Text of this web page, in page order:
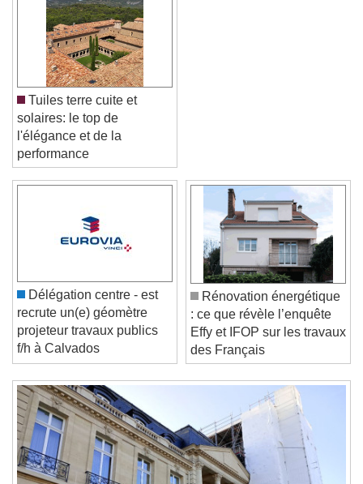
Play Video
Play
Skip Backward
Skip Forward
Current Time0:00
/
Duration-:-
Loaded:0%
Stream Type
Seek to live, currently behind liveLIVE
Remaining Time-0:00
1x
Playback Rate
Chapters
Chapters
Tuiles terre cuite et
solaires: le top de
l'élégance et de la
performance
Délégation centre - est
recrute un(e) géomètre
projeteur travaux publics
f/h à Calvados
Rénovation énergétique
: ce que révèle l’enquête
Effy et IFOP sur les travaux
des Français